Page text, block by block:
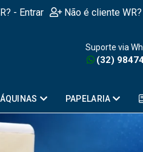
- Entrar Não é cliente
Suporte via
(32)
PAPELARIA